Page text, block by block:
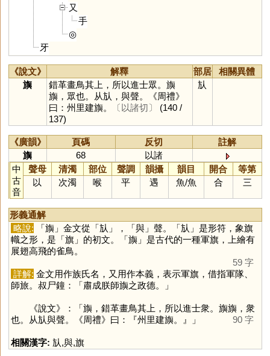
又
手
◎
牙
《說文》 解釋 部居
相關異體
旟
錯革畫鳥其上，所以進士眾。旟
旟，眾也。从㫃，與聲。《周禮》
曰：州里建旟。
〔以諸切〕
(140 /
137)
㫃
《廣韻》 頁碼 反切
註解
旟
68
以諸
中
古
音
聲母 清濁 部位 聲調 韻攝 韻目 開合
等第
以
次濁 喉 平 遇 魚/魚 合 三
形義通解
略說: 「旟」金文從「㫃 」，「與」聲。「㫃 」是形符，象旗
幟之形，是「旗」的初文。「旟」是古代的一種軍旗，上繪有
展翅高飛的雀鳥。
59 字
詳解: 金文用作族氏名，又用作本義，表示軍旗，借指軍隊、
師旅。叔尸鐘：「肅成朕師旟之政德。」
《說文》：「旟，錯革畫鳥其上，所以進士衆。旟旟，衆
也。从㫃與聲。《周禮》曰：『州里建旟。』」
90 字
相關漢字: 㫃,與,旗